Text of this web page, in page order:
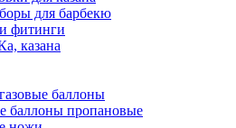
для барбекю
фитинги
казана
баллоны
баллоны пропановые